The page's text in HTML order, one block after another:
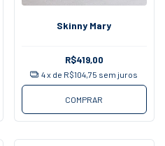
Skinny Mary
R$419,00
4x de R$104,75 sem juros
COMPRAR